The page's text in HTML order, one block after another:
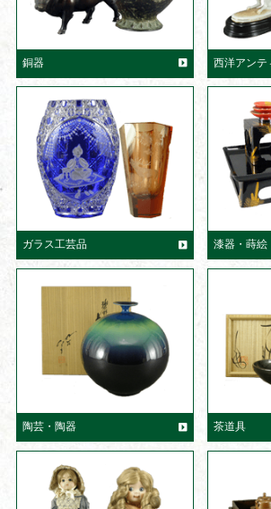
銅器 西洋アンテ
ガラス工芸品 漆器・蒔絵
陶芸・陶器 茶道具